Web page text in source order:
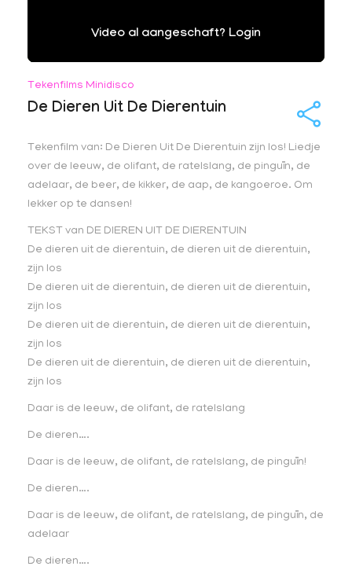
Video al aangeschaft? Login
Tekenfilms Minidisco
De Dieren Uit De Dierentuin
Tekenfilm van: De Dieren Uit De Dierentuin zijn los! Liedje
over de leeuw, de olifant, de ratelslang, de pinguïn, de
adelaar, de beer, de kikker, de aap, de kangoeroe. Om
lekker op te dansen!
TEKST van DE DIEREN UIT DE DIERENTUIN
De dieren uit de dierentuin, de dieren uit de dierentuin,
zijn los
De dieren uit de dierentuin, de dieren uit de dierentuin,
zijn los
De dieren uit de dierentuin, de dieren uit de dierentuin,
zijn los
De dieren uit de dierentuin, de dieren uit de dierentuin,
zijn los
Daar is de leeuw, de olifant, de ratelslang
De dieren….
Daar is de leeuw, de olifant, de ratelslang, de pinguïn!
De dieren….
Daar is de leeuw, de olifant, de ratelslang, de pinguïn, de
adelaar
De dieren….